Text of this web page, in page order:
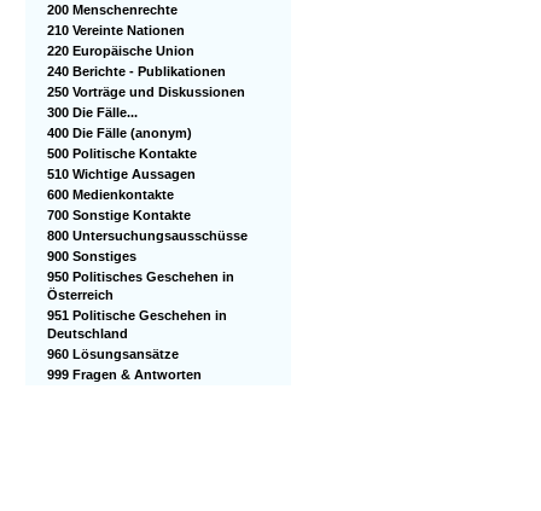
200 Menschenrechte
210 Vereinte Nationen
220 Europäische Union
240 Berichte - Publikationen
250 Vorträge und Diskussionen
300 Die Fälle...
400 Die Fälle (anonym)
500 Politische Kontakte
510 Wichtige Aussagen
600 Medienkontakte
700 Sonstige Kontakte
800 Untersuchungsausschüsse
900 Sonstiges
950 Politisches Geschehen in
Österreich
951 Politische Geschehen in
Deutschland
960 Lösungsansätze
999 Fragen & Antworten